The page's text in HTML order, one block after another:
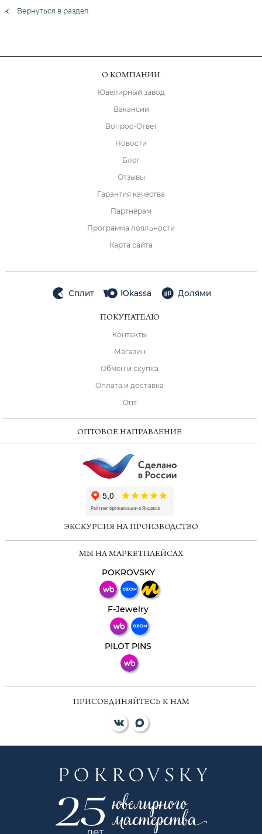
Вернуться в раздел
О КОМПАНИИ
Ювелирный завод
Вакансии
Вопрос-Ответ
Новости
Блог
Отзывы
Гарантия качества
Партнёрам
Программа лояльности
Карта сайта
Сплит Юkassa Долями
ПОКУПАТЕЛЮ
Контакты
Магазин
Обмен и скупка
Оплата и доставка
Опт
ОПТОВОЕ НАПРАВЛЕНИЕ
ЭКСКУРСИЯ НА ПРОИЗВОДСТВО
МЫ НА МАРКЕТПЛЕЙСАХ
POKROVSKY
F-Jewelry
PILOT PINS
ПРИСОЕДИНЯЙТЕСЬ К НАМ